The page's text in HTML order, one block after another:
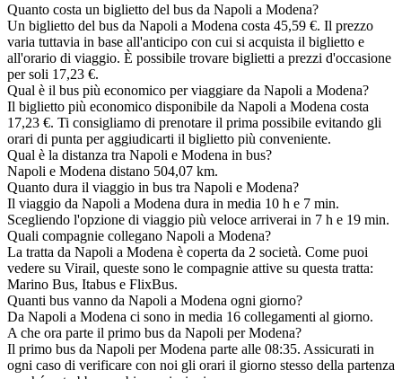
Quanto costa un biglietto del bus da Napoli a Modena?
Un biglietto del bus da Napoli a Modena costa 45,59 €. Il prezzo
varia tuttavia in base all'anticipo con cui si acquista il biglietto e
all'orario di viaggio. È possibile trovare biglietti a prezzi d'occasione
per soli 17,23 €.
Qual è il bus più economico per viaggiare da Napoli a Modena?
Il biglietto più economico disponibile da Napoli a Modena costa
17,23 €. Ti consigliamo di prenotare il prima possibile evitando gli
orari di punta per aggiudicarti il biglietto più conveniente.
Qual è la distanza tra Napoli e Modena in bus?
Napoli e Modena distano 504,07 km.
Quanto dura il viaggio in bus tra Napoli e Modena?
Il viaggio da Napoli a Modena dura in media 10 h e 7 min.
Scegliendo l'opzione di viaggio più veloce arriverai in 7 h e 19 min.
Quali compagnie collegano Napoli a Modena?
La tratta da Napoli a Modena è coperta da 2 società. Come puoi
vedere su Virail, queste sono le compagnie attive su questa tratta:
Marino Bus, Itabus e FlixBus.
Quanti bus vanno da Napoli a Modena ogni giorno?
Da Napoli a Modena ci sono in media 16 collegamenti al giorno.
A che ora parte il primo bus da Napoli per Modena?
Il primo bus da Napoli per Modena parte alle 08:35. Assicurati in
ogni caso di verificare con noi gli orari il giorno stesso della partenza